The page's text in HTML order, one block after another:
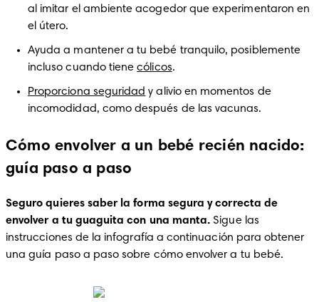
al imitar el ambiente acogedor que experimentaron en
el útero.
Ayuda a mantener a tu bebé tranquilo, posiblemente
incluso cuando tiene cólicos.
Proporciona seguridad y alivio en momentos de
incomodidad, como después de las vacunas.
Cómo envolver a un bebé recién nacido:
guía paso a paso
Seguro quieres saber la forma segura y correcta de
envolver a tu guaguita con una manta. Sigue las
instrucciones de la infografía a continuación para obtener